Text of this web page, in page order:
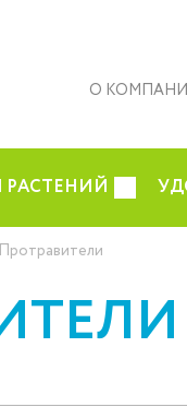
О
РАСТЕНИЙ